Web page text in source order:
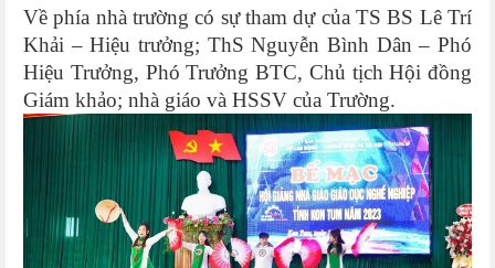
Về phía nhà trường có sự tham dự của TS BS Lê Trí
Khải – Hiệu trưởng; ThS Nguyễn Bình Dân – Phó
Hiệu Trưởng, Phó Trưởng BTC, Chủ tịch Hội đồng
Giám khảo; nhà giáo và HSSV của Trường.